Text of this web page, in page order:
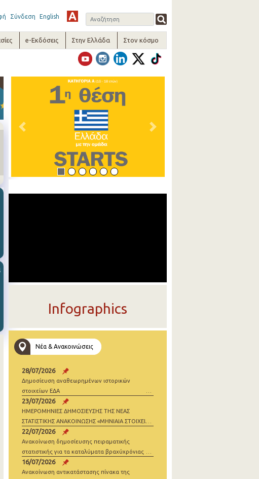
Σύνδεση English
e-Εκδόσεις Στην Ελλάδα Στον κόσμο
Previous Next
Infographics
Νέα & Ανακοινώσεις
28/07/2026
Δημοσίευση αναθεωρημένων ιστορικών
στοιχείων ΕΔΑ
23/07/2026
ΗΜΕΡΟΜΗΝΙΕΣ ΔΗΜΟΣΙΕΥΣΗΣ ΤΗΣ ΝΕΑΣ
ΣΤΑΤΙΣΤΙΚΗΣ ΑΝΑΚΟΙΝΩΣΗΣ «ΜΗΝΙΑΙΑ ΣΤΟΙΧΕΙΑ
ΓΕΝΝΗΣΕΩΝ» 2026
22/07/2026
Ανακοίνωση δημοσίευσης πειραματικής
στατιστικής για τα καταλύματα βραχύχρόνιας
μίσθωσης
16/07/2026
Ανακοίνωση αντικατάστασης πίνακα της